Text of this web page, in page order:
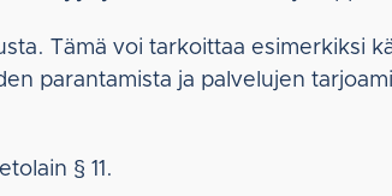
Tämä voi tarkoittaa esimerkiksi
parantamista ja palvelujen
§ 11.